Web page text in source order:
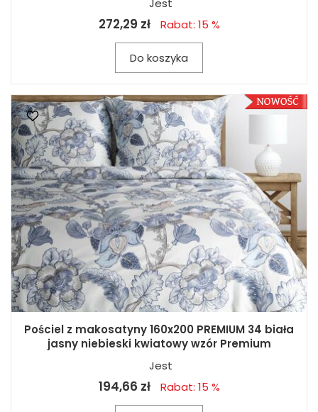
Jest
272,29 zł Rabat: 15 %
Do koszyka
Pościel z makosatyny 160x200 PREMIUM 34 biała
jasny niebieski kwiatowy wzór Premium
Jest
194,66 zł Rabat: 15 %